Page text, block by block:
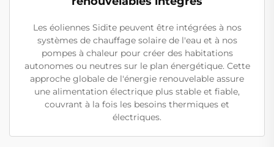
Les éoliennes Sidite peuvent être intégrées à nos
systèmes de chauffage solaire de l'eau et à nos
pompes à chaleur pour créer des habitations
autonomes ou neutres sur le plan énergétique. Cette
approche globale de l'énergie renouvelable assure
une alimentation électrique plus stable et fiable,
couvrant à la fois les besoins thermiques et
électriques.